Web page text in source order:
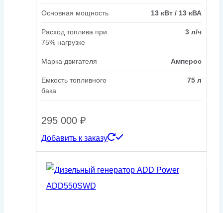
Основная мощность 13 кВт / 13 кВА
Расход топлива при
75% нагрузке
3 л/ч
Марка двигателя Амперос
Емкость топливного
бака
75 л
295 000 ₽
Добавить к заказу